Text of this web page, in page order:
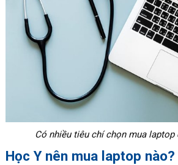
Có nhiều tiêu chí chọn mua laptop
Học Y nên mua laptop nào?